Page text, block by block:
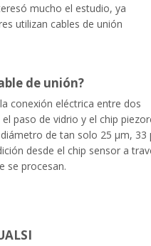
mucho el estudio, ya
utilizan cables de unión
de unión?
conexión eléctrica entre dos
paso de vidrio y el chip
de tan solo 25 µm,
desde el chip sensor a
se procesan.